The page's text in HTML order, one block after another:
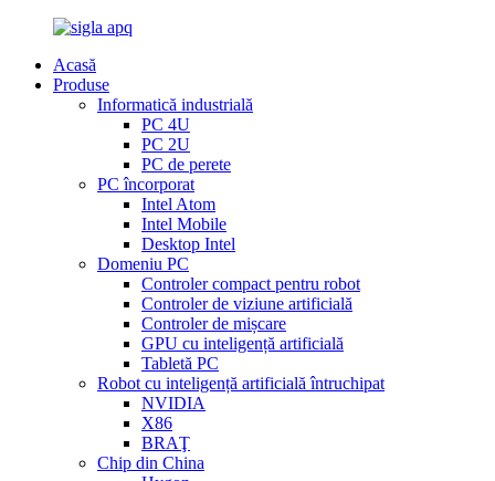
Acasă
Produse
Informatică industrială
PC 4U
PC 2U
PC de perete
PC încorporat
Intel Atom
Intel Mobile
Desktop Intel
Domeniu PC
Controler compact pentru robot
Controler de viziune artificială
Controler de mișcare
GPU cu inteligență artificială
Tabletă PC
Robot cu inteligență artificială întruchipat
NVIDIA
X86
BRAŢ
Chip din China